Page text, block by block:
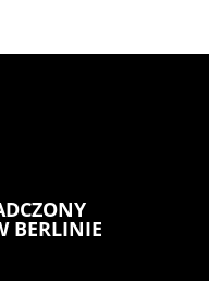
BERLINIE